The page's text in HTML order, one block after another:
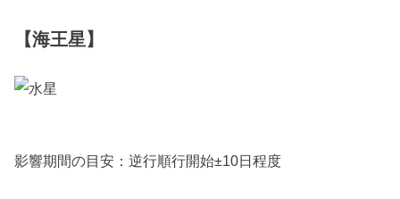
【海王星】
影響期間の目安：逆行順行開始±10日程度